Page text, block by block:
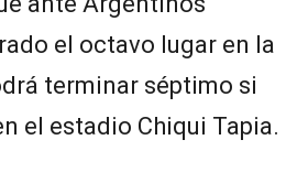
el octavo lugar en la
terminar séptimo si
el estadio Chiqui Tapia.